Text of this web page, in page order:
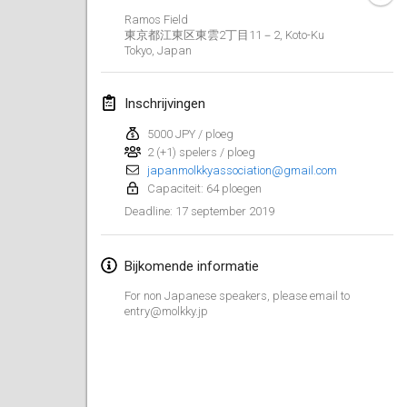
Ramos Field
東京都江東区東雲2丁目11－2, Koto-Ku
Tokyo, Japan
Inschrijvingen
5000 JPY / ploeg
2 (+1) spelers / ploeg
japanmolkkyassociation@gmail.com
Capaciteit: 64 ploegen
Deadline: 17 september 2019
Bijkomende informatie
For non Japanese speakers, please email to
entry@molkky.jp
februari 2019
2 feb. 2019
Lumi Mölkky
9 feb. 2019|Finland
Tournoi de la St Valentin
OTH
16 feb. 2019